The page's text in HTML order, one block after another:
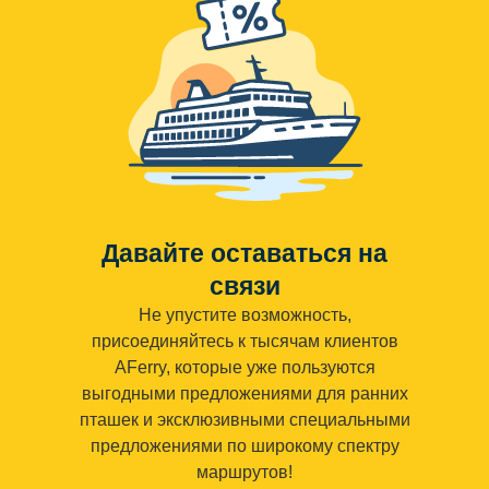
Давайте оставаться на
связи
Не упустите возможность,
присоединяйтесь к тысячам клиентов
AFerry, которые уже пользуются
выгодными предложениями для ранних
пташек и эксклюзивными специальными
предложениями по широкому спектру
маршрутов!